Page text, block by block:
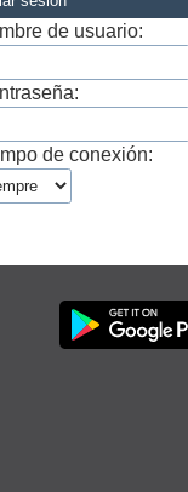
de usuario:
de conexión: